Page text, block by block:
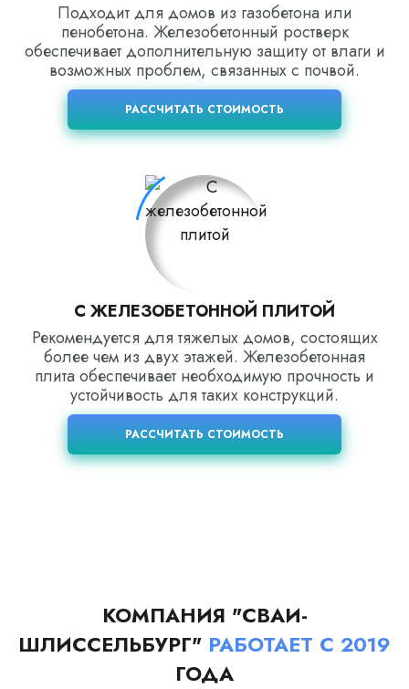
Подходит для домов из газобетона или
пенобетона. Железобетонный ростверк
обеспечивает дополнительную защиту от влаги и
возможных проблем, связанных с почвой.
РАССЧИТАТЬ СТОИМОСТЬ
С ЖЕЛЕЗОБЕТОННОЙ ПЛИТОЙ
Рекомендуется для тяжелых домов, состоящих
более чем из двух этажей. Железобетонная
плита обеспечивает необходимую прочность и
устойчивость для таких конструкций.
РАССЧИТАТЬ СТОИМОСТЬ
КОМПАНИЯ "СВАИ-
ШЛИССЕЛЬБУРГ" РАБОТАЕТ С 2019
ГОДА